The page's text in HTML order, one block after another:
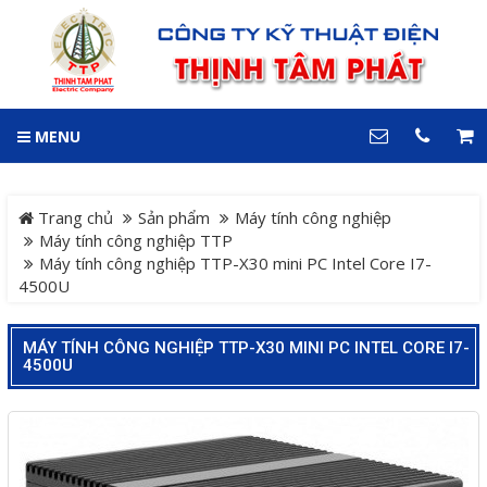
MENU
Trang chủ Sản phẩm
Máy tính công nghiệp
Máy tính công nghiệp TTP
Máy tính công nghiệp TTP-X30 mini PC Intel Core I7-
4500U
MÁY TÍNH CÔNG NGHIỆP TTP-X30 MINI PC INTEL CORE I7-
4500U
Trang chủ
Dự án
Sản phẩm
Hệ Thống Cảnh Báo An
Toàn Xe Nâng
Hệ thống điều khiển giám
GIỎ HÀNG
LIÊN HỆ
Hotline
0909 199 102
64 đường 24, KDC Hiệp
Thành 3, P. Hiệp Thành, TP.
COPYRIGHT 2018. ALL RIGHTS RESERVED